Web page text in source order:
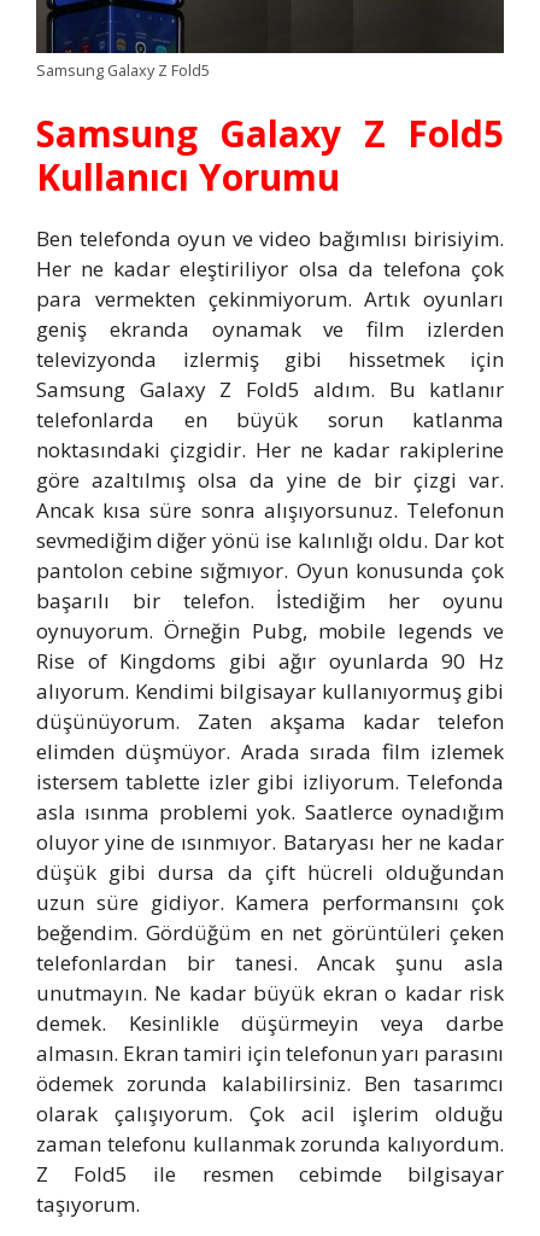
Samsung Galaxy Z Fold5
Samsung Galaxy Z Fold5
Kullanıcı Yorumu
Ben telefonda oyun ve video bağımlısı birisiyim.
Her ne kadar eleştiriliyor olsa da telefona çok
para vermekten çekinmiyorum. Artık oyunları
geniş ekranda oynamak ve film izlerden
televizyonda izlermiş gibi hissetmek için
Samsung Galaxy Z Fold5 aldım. Bu katlanır
telefonlarda en büyük sorun katlanma
noktasındaki çizgidir. Her ne kadar rakiplerine
göre azaltılmış olsa da yine de bir çizgi var.
Ancak kısa süre sonra alışıyorsunuz. Telefonun
sevmediğim diğer yönü ise kalınlığı oldu. Dar kot
pantolon cebine sığmıyor. Oyun konusunda çok
başarılı bir telefon. İstediğim her oyunu
oynuyorum. Örneğin Pubg, mobile legends ve
Rise of Kingdoms gibi ağır oyunlarda 90 Hz
alıyorum. Kendimi bilgisayar kullanıyormuş gibi
düşünüyorum. Zaten akşama kadar telefon
elimden düşmüyor. Arada sırada film izlemek
istersem tablette izler gibi izliyorum. Telefonda
asla ısınma problemi yok. Saatlerce oynadığım
oluyor yine de ısınmıyor. Bataryası her ne kadar
düşük gibi dursa da çift hücreli olduğundan
uzun süre gidiyor. Kamera performansını çok
beğendim. Gördüğüm en net görüntüleri çeken
telefonlardan bir tanesi. Ancak şunu asla
unutmayın. Ne kadar büyük ekran o kadar risk
demek. Kesinlikle düşürmeyin veya darbe
almasın. Ekran tamiri için telefonun yarı parasını
ödemek zorunda kalabilirsiniz. Ben tasarımcı
olarak çalışıyorum. Çok acil işlerim olduğu
zaman telefonu kullanmak zorunda kalıyordum.
Z Fold5 ile resmen cebimde bilgisayar
taşıyorum.